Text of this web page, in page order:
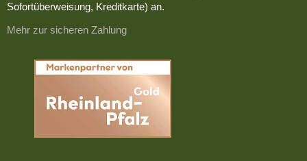
Sofortüberweisung, Kreditkarte) an.
Mehr zur sicheren Zahlung